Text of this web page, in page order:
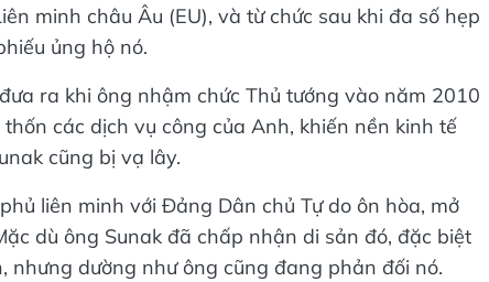
minh châu Âu (EU), và từ chức sau khi đa số hẹp
ủng hộ nó.
ra khi ông nhậm chức Thủ tướng vào năm 2010
các dịch vụ công của Anh, khiến nền kinh tế
cũng bị vạ lây.
liên minh với Đảng Dân chủ Tự do ôn hòa, mở
dù ông Sunak đã chấp nhận di sản đó, đặc biệt
dường như ông cũng đang phản đối nó.